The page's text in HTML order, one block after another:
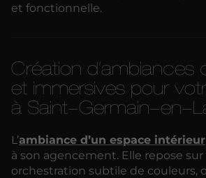
et fonctionnelle.
Création d’ambiances
et immersives pour
à Saint-Germain-en-
L’ambiance d’un espace intérieur
à son agencement. Elle repose
orchestration subtile de couleurs,